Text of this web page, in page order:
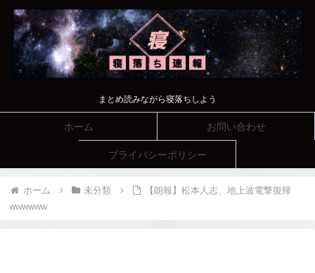
まとめ読みながら寝落ちしよう
ホーム お問い合わせ
プライバシーポリシー
ホーム 未分類
【朗報】松本人志、地上波電撃復帰
wwwwww